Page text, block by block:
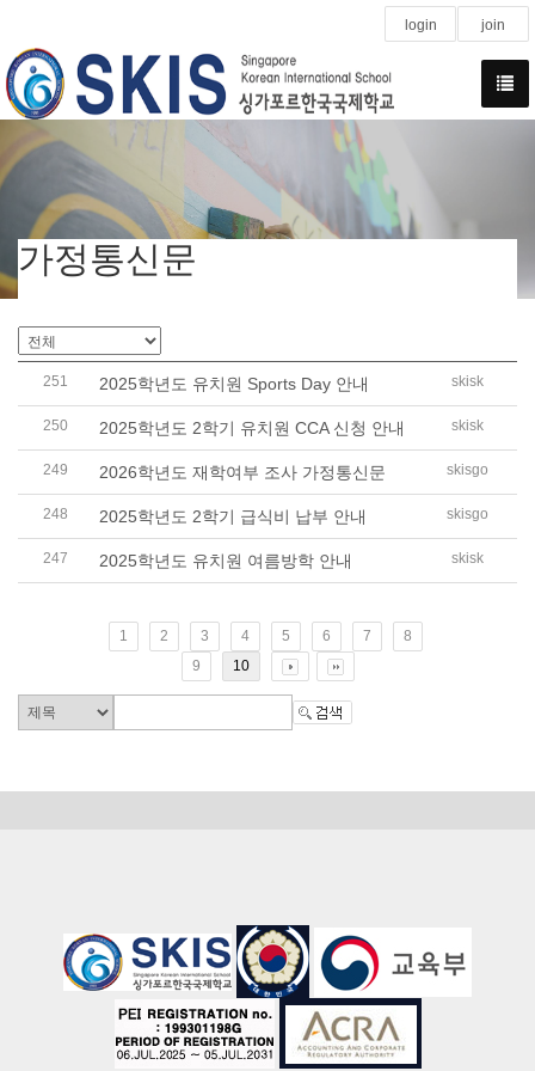
login join
가정통신문
251 2025학년도 유치원 Sports Day 안내 skisk
250 2025학년도 2학기 유치원 CCA 신청 안내 skisk
249 2026학년도 재학여부 조사 가정통신문 skisgo
248 2025학년도 2학기 급식비 납부 안내 skisgo
247 2025학년도 유치원 여름방학 안내 skisk
1 2 3 4 5 6 7
8
9
10